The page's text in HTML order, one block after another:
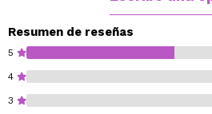
¡Disfruta de un look sexy!
Tono Sunny Glow
¡Vegan friendly!
Resumen de reseñas
5
4
3